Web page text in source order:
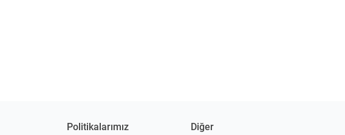
Politikalarımız Diğer